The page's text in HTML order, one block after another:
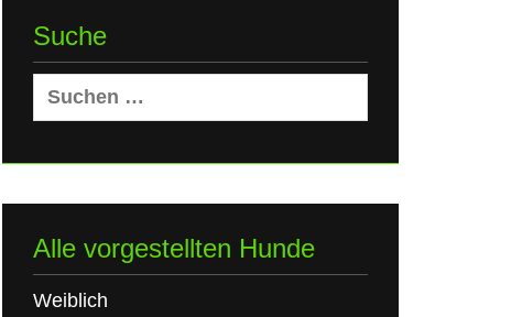
Suche
Suchen
nach:
Alle vorgestellten Hunde
Weiblich